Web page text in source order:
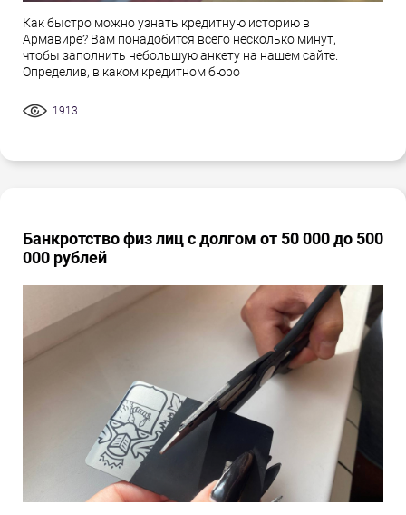
Как быстро можно узнать кредитную историю в
Армавире? Вам понадобится всего несколько минут,
чтобы заполнить небольшую анкету на нашем сайте.
Определив, в каком кредитном бюро
1913
Банкротство физ лиц с долгом от 50 000 до 500
000 рублей